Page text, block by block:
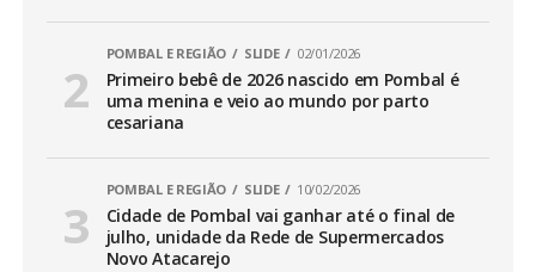
POMBAL E REGIÃO SLIDE 02/01/2026
Primeiro bebê de 2026 nascido em Pombal é
uma menina e veio ao mundo por parto
cesariana
POMBAL E REGIÃO SLIDE 10/02/2026
Cidade de Pombal vai ganhar até o final de
julho, unidade da Rede de Supermercados
Novo Atacarejo